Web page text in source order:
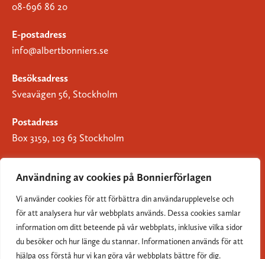
Användning av cookies på Bonnierförlagen
Vi använder cookies för att förbättra din användarupplevelse och
för att analysera hur vår webbplats används. Dessa cookies samlar
information om ditt beteende på vår webbplats, inklusive vilka sidor
du besöker och hur länge du stannar. Informationen används för att
hjälpa oss förstå hur vi kan göra vår webbplats bättre för dig.
08-696 86 20
E-postadress
info@albertbonniers.se
Besöksadress
Sveavägen 56, Stockholm
Postadress
Box 3159, 103 63 Stockholm
Om Bonnierförlagen
Cookies
Integritetspolicy